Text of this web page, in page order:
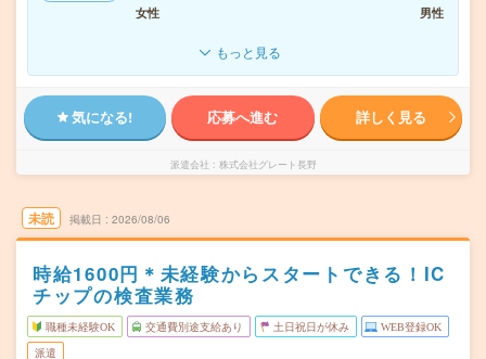
女性
男性
もっと見る
気になる! 応募へ進む 詳しく見る
派遣会社 株式会社グレート長野
未読 掲載日 2026/08/06
時給1600円＊未経験からスタートできる！IC
チップの検査業務
職種未経験OK 交通費別途支給あり 土日祝日が休み WEB登録OK
派遣